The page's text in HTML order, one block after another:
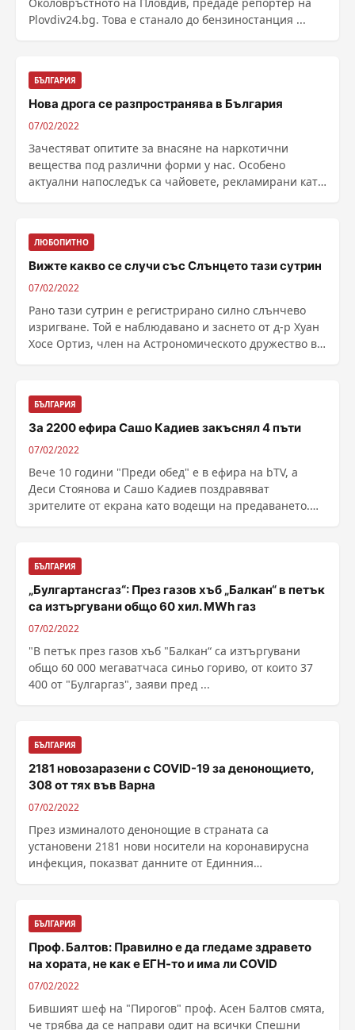
Plovdiv24.bg. Това е станало до бензиностанция ...
БЪЛГАРИЯ
Нова дрога се разпространява в България
07/02/2022
Зачестяват опитите за внасяне на наркотични
вещества под различни форми у нас. Особено
актуални напоследък са чайовете, рекламирани като
ЛЮБОПИТНО
Вижте какво се случи със Слънцето тази сутрин
07/02/2022
Рано тази сутрин е регистрирано силно слънчево
изригване. Той е наблюдавано и заснето от д-р Хуан
Хосе Ортиз, член на Астрономическото дружество в
БЪЛГАРИЯ
За 2200 ефира Сашо Кадиев закъснял 4 пъти
07/02/2022
Вече 10 години "Преди обед" е в ефира на bTV, a
Деси Стоянова и Сашо Кадиев поздравяват
зрителите от екрана като водещи на предаването.
БЪЛГАРИЯ
„Булгартансгаз“: През газов хъб „Балкан“ в петък
са изтъргувани общо 60 хил. MWh газ
07/02/2022
"В петък през газов хъб "Балкан“ са изтъргувани
общо 60 000 мегаватчаса синьо гориво, от които 37
400 от "Булгаргаз", заяви пред ...
БЪЛГАРИЯ
2181 новозаразени с COVID-19 за денонощието,
308 от тях във Варна
07/02/2022
През изминалото денонощие в страната са
установени 2181 нови носители на коронавирусна
инфекция, показват данните от Eдинния
БЪЛГАРИЯ
Проф. Балтов: Правилно е да гледаме здравето
на хората, не как е ЕГН-то и има ли COVID
07/02/2022
Бившият шеф на "Пирогов" проф. Асен Балтов смята,
че трябва да се направи одит на всички Спешни